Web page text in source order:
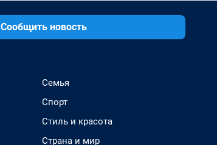
Сообщить новость
Семья
Спорт
Стиль и красота
Страна и мир